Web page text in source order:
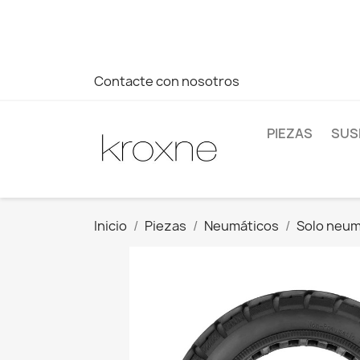
Contacte con nosotros
PIEZAS
Inicio Piezas Neumáticos Solo